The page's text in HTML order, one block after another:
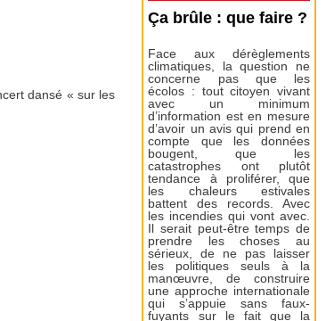
dansé « sur les
Ça brûle : que faire ?
Face aux dérèglements
climatiques, la question ne
concerne pas que les
écolos : tout citoyen vivant
avec un minimum
d’information est en mesure
d’avoir un avis qui prend en
compte que les données
bougent, que les
catastrophes ont plutôt
tendance à proliférer, que
les chaleurs estivales
battent des records. Avec
les incendies qui vont avec.
Il serait peut-être temps de
prendre les choses au
sérieux, de ne pas laisser
les politiques seuls à la
manœuvre, de construire
une approche internationale
qui s’appuie sans faux-
fuyants sur le fait que la